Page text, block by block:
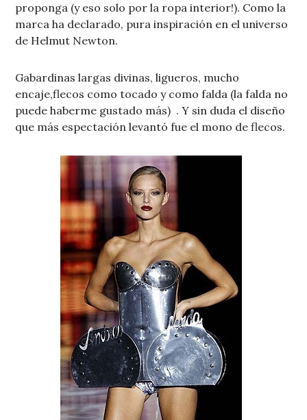
proponga (y eso solo por la ropa interior!). Como la
marca ha declarado, pura inspiración en el universo
de Helmut Newton.
Gabardinas largas divinas, ligueros, mucho
encaje,flecos como tocado y como falda (la falda no
puede haberme gustado más) . Y sin duda el diseño
que más espectación levantó fue el mono de flecos.